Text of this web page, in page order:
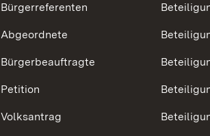
Bürgerreferenten
Abgeordnete
Bürgerbeauftragte
Petition
Volksantrag